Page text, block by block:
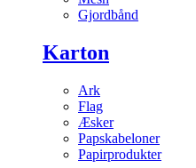
Gjordbånd
Karton
Ark
Flag
Æsker
Papskabeloner
Papirprodukter